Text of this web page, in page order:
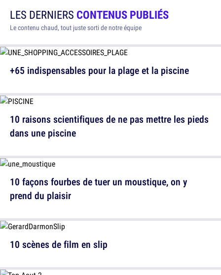
LES DERNIERS CONTENUS PUBLIÉS
Le contenu chaud, tout juste sorti de notre équipe
+65 indispensables pour la plage et la piscine
10 façons fourbes de tuer un moustique, on y
prend du plaisir
10 raisons scientifiques de ne pas mettre les pieds
dans une piscine
10 scènes de film en slip